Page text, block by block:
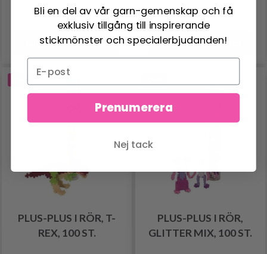
Lägg till varukorgen Lägg till varukorgen
PLUS-PLUS I RÖR, T-
REX, 100 ST.
PLUS-PLUS I RÖR,
GLITTER MIX, 100 ST.
Bli en del av vår garn-gemenskap och få
exklusiv tillgång till inspirerande
stickmönster och specialerbjudanden!
Prenumerera
Nej tack